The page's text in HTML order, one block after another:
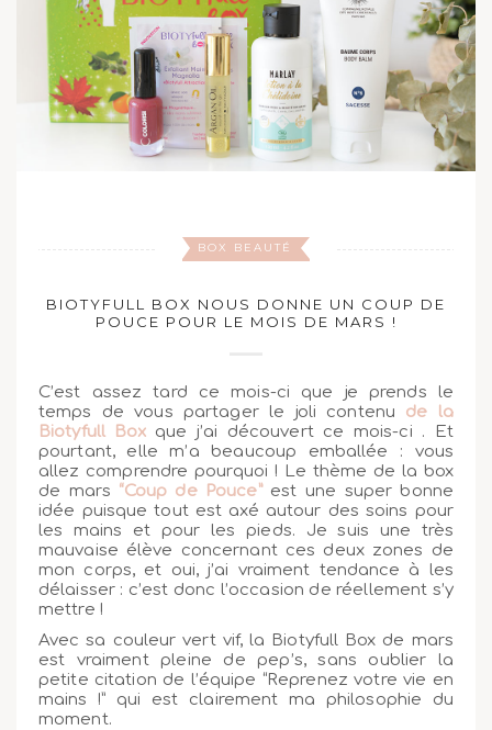
BOX BEAUTÉ
BIOTYFULL BOX NOUS DONNE UN COUP DE
POUCE POUR LE MOIS DE MARS !
C’est assez tard ce mois-ci que je prends le
temps de vous partager le joli contenu de la
Biotyfull Boxque j’ai découvert ce mois-ci . Et
pourtant, elle m’a beaucoup emballée : vous
allez comprendre pourquoi ! Le thème de la box
de mars “Coup de Pouce”est une super bonne
idée puisque tout est axé autour des soins pour
les mains et pour les pieds. Je suis une très
mauvaise élève concernant ces deux zones de
mon corps, et oui, j’ai vraiment tendance à les
délaisser : c’est donc l’occasion de réellement s’y
mettre !
Avec sa couleur vert vif, la Biotyfull Box de mars
est vraiment pleine de pep’s, sans oublier la
petite citation de l’équipe “Reprenez votre vie en
mains !” qui est clairement ma philosophie du
moment.